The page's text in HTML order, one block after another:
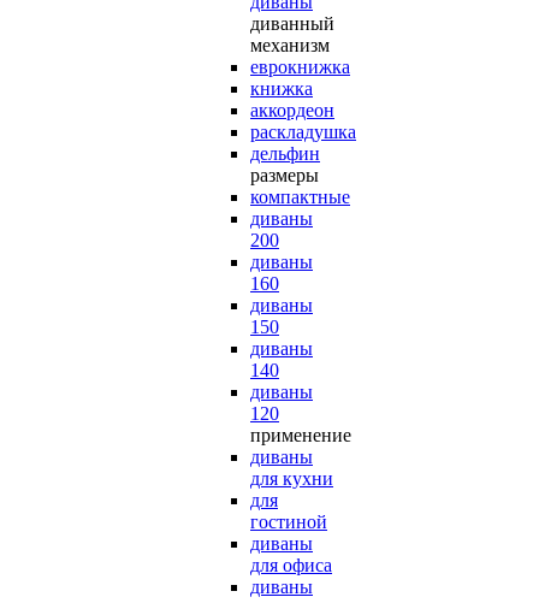
диванный
механизм
еврокнижка
книжка
аккордеон
раскладушка
дельфин
размеры
компактные
диваны
200
диваны
160
диваны
150
диваны
140
диваны
120
применение
диваны
для кухни
для
гостиной
диваны
для офиса
диваны